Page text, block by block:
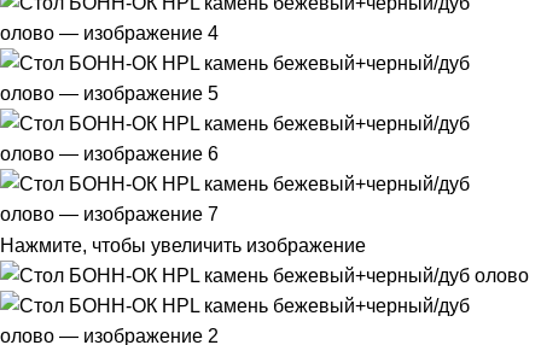
Нажмите, чтобы увеличить изображение